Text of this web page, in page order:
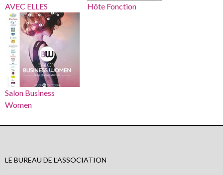
AVEC ELLES Hôte Fonction
Salon Business
Women
LE BUREAU DE L’ASSOCIATION